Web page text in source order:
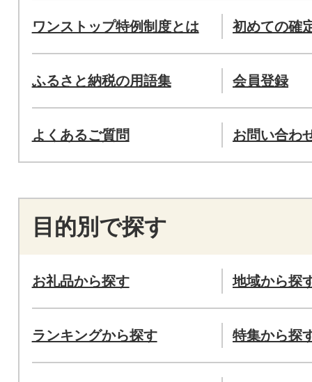
ワンストップ特例制度とは 初めての確
ふるさと納税の用語集 会員登録
よくあるご質問 お問い合わ
目的別で探す
お礼品から探す 地域から探
ランキングから探す 特集から探